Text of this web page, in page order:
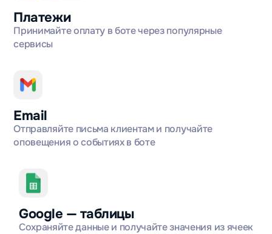
Платежи
Принимайте оплату в боте через популярные
сервисы
Email
Отправляйте письма клиентам и получайте
оповещения о событиях в боте
Google — таблицы
Сохраняйте данные и получайте значения из ячеек